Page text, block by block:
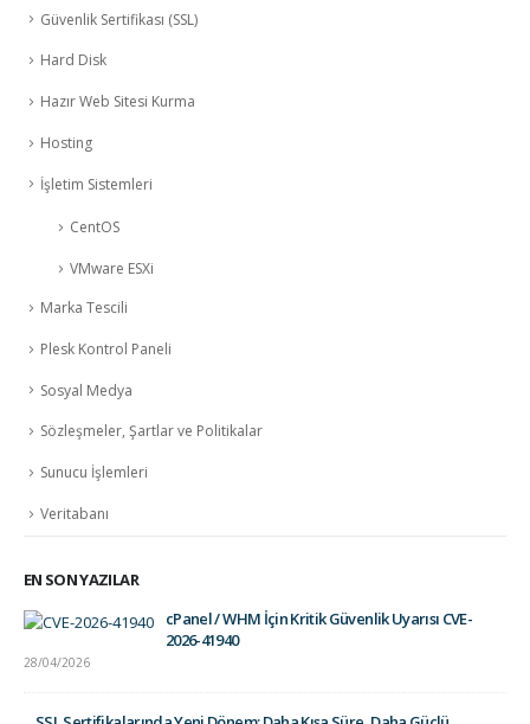
Güvenlik Sertifikası (SSL)
Hard Disk
Hazır Web Sitesi Kurma
Hosting
İşletim Sistemleri
CentOS
VMware ESXi
Marka Tescili
Plesk Kontrol Paneli
Sosyal Medya
Sözleşmeler, Şartlar ve Politikalar
Sunucu İşlemleri
Veritabanı
EN SON YAZILAR
cPanel / WHM İçin Kritik Güvenlik Uyarısı CVE-
2026-41940
28/04/2026